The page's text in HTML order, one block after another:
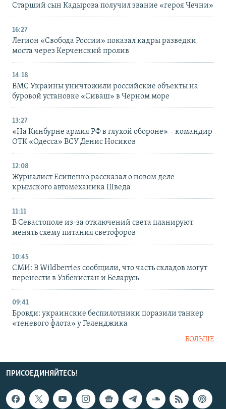
Старший сын Кадырова получил звание «героя Чечни»
16:27
Легион «Свобода России» показал кадры разведки
моста через Керченский пролив
14:18
ВМС Украины уничтожили российские объекты на
буровой установке «Сиваш» в Черном море
13:27
«На Кинбурне армия РФ в глухой обороне» – командир
ОТК «Одесса» ВСУ Денис Носиков
12:08
Журналист Есипенко рассказал о новом деле
крымского автомеханика Шведа
11:11
В Севастополе из-за отключений света планируют
менять схему питания светофоров
10:45
СМИ: В Wildberries сообщили, что часть складов могут
перенести в Узбекистан и Беларусь
09:41
Бровди: украинские беспилотники поразили танкер
«теневого флота» у Геленджика
БОЛЬШЕ
ПРИСОЕДИНЯЙТЕСЬ!